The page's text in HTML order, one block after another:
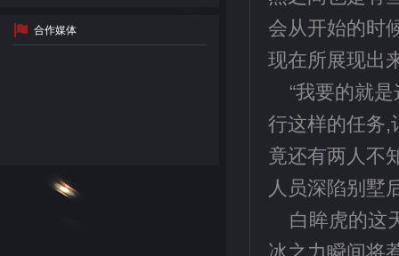
合作媒体
会从开始的时
现在所展现出
“我要的就
行这样的任务,
竟还有两人不
人员深陷别墅
白眸虎的这